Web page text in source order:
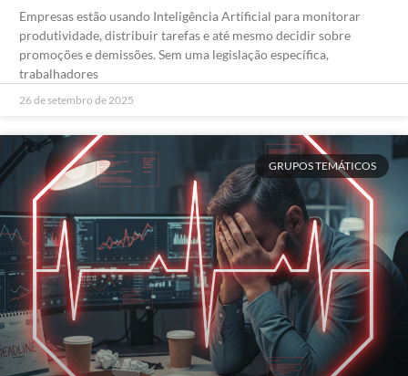
Empresas estão usando Inteligência Artificial para monitorar
produtividade, distribuir tarefas e até mesmo decidir sobre
promoções e demissões. Sem uma legislação específica,
trabalhadores
26 de setembro de 2025
GRUPOS TEMÁTICOS